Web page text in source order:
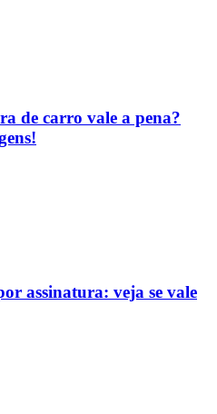
de carro vale a pena?
assinatura: veja se vale